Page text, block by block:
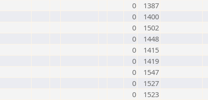
0
1387
0
1400
0
1502
0
1448
0
1415
0
1419
0
1547
0
1527
0
1523